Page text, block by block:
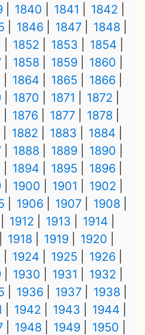
1840 1841
1842
1846 1847
1848
1852 1853
1854
1858 1859
1860
1864 1865
1866
1870 1871
1872
1876 1877
1878
1882 1883
1884
1888 1889
1890
1894 1895
1896
1900 1901
1902
1906 1907
1908
1912 1913
1914
1918 1919
1920
1924 1925
1926
1930 1931
1932
1936 1937
1938
1942 1943
1944
1948 1949
1950